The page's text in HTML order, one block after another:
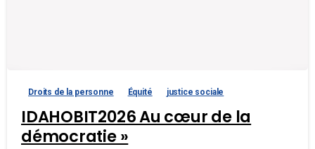
Droits de la personne Équité justice sociale
IDAHOBIT2026 Au cœur de la
démocratie »